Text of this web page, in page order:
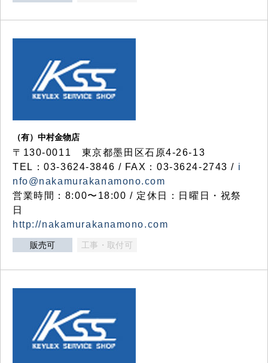
（有）中村金物店
〒130-0011 東京都墨田区石原4-26-13
TEL：03-3624-3846 / FAX：03-3624-2743 / i
nfo@nakamurakanamono.com
営業時間：8:00〜18:00 / 定休日：日曜日・祝祭
日
http://nakamurakanamono.com
販売可 工事・取付可